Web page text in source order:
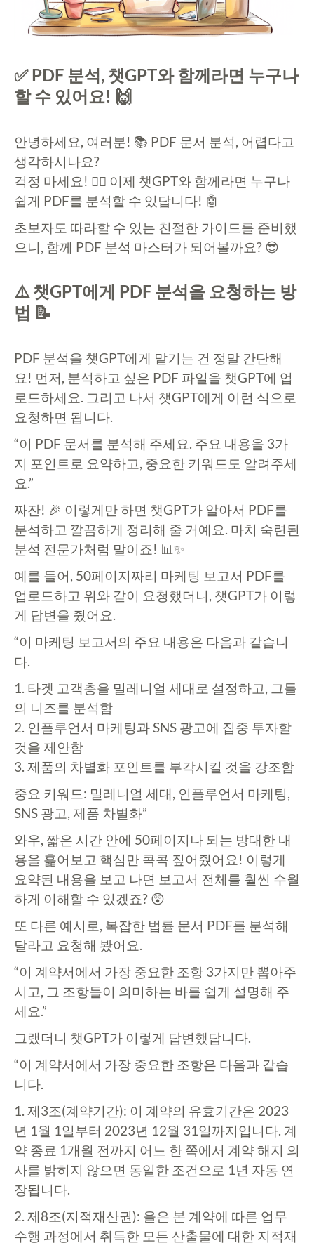
✅ PDF 분석, 챗GPT와 함께라면 누구나
할 수 있어요! 🙌
안녕하세요, 여러분! 📚 PDF 문서 분석, 어렵다고
생각하시나요?
걱정 마세요! 🙅‍♀️ 이제 챗GPT와 함께라면 누구나
쉽게 PDF를 분석할 수 있답니다! 🤖
초보자도 따라할 수 있는 친절한 가이드를 준비했
으니, 함께 PDF 분석 마스터가 되어볼까요? 😎
⚠️ 챗GPT에게 PDF 분석을 요청하는 방
법 📝
PDF 분석을 챗GPT에게 맡기는 건 정말 간단해
요! 먼저, 분석하고 싶은 PDF 파일을 챗GPT에 업
로드하세요. 그리고 나서 챗GPT에게 이런 식으로
요청하면 됩니다.
“이 PDF 문서를 분석해 주세요. 주요 내용을 3가
지 포인트로 요약하고, 중요한 키워드도 알려주세
요.”
짜잔! 🎉 이렇게만 하면 챗GPT가 알아서 PDF를
분석하고 깔끔하게 정리해 줄 거예요. 마치 숙련된
분석 전문가처럼 말이죠! 📊✨
예를 들어, 50페이지짜리 마케팅 보고서 PDF를
업로드하고 위와 같이 요청했더니, 챗GPT가 이렇
게 답변을 줬어요.
“이 마케팅 보고서의 주요 내용은 다음과 같습니
다.
1. 타겟 고객층을 밀레니얼 세대로 설정하고, 그들
의 니즈를 분석함
2. 인플루언서 마케팅과 SNS 광고에 집중 투자할
것을 제안함
3. 제품의 차별화 포인트를 부각시킬 것을 강조함
중요 키워드: 밀레니얼 세대, 인플루언서 마케팅,
SNS 광고, 제품 차별화”
와우, 짧은 시간 안에 50페이지나 되는 방대한 내
용을 훑어보고 핵심만 콕콕 짚어줬어요! 이렇게
요약된 내용을 보고 나면 보고서 전체를 훨씬 수월
하게 이해할 수 있겠죠? 😲
또 다른 예시로, 복잡한 법률 문서 PDF를 분석해
달라고 요청해 봤어요.
“이 계약서에서 가장 중요한 조항 3가지만 뽑아주
시고, 그 조항들이 의미하는 바를 쉽게 설명해 주
세요.”
그랬더니 챗GPT가 이렇게 답변했답니다.
“이 계약서에서 가장 중요한 조항은 다음과 같습
니다.
1. 제3조(계약기간): 이 계약의 유효기간은 2023
년 1월 1일부터 2023년 12월 31일까지입니다. 계
약 종료 1개월 전까지 어느 한 쪽에서 계약 해지 의
사를 밝히지 않으면 동일한 조건으로 1년 자동 연
장됩니다.
2. 제8조(지적재산권): 을은 본 계약에 따른 업무
수행 과정에서 취득한 모든 산출물에 대한 지적재